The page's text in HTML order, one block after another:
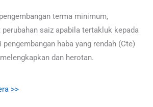
terma minimum,
saiz apabila tertakluk kepada
haba yang rendah (Cte)
dan herotan.
>>